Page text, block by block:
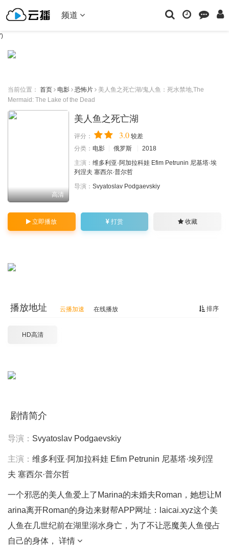
')
频道
当前位置： 首页 电影 恐怖片
美人鱼之死亡湖/鬼人鱼：死水禁地,The
Mermaid: The Lake of the Dead
高清
美人鱼之死亡湖
评分： 3.0 较差
分类： 电影 俄罗斯
2018
主演： 维多利亚·阿加拉科娃 Efim Petrunin 尼基塔·埃
列涅夫 塞西尔·普尔哲
导演： Svyatoslav Podgaevskiy
立即播放 打赏 收藏
排序
播放地址 云播加速 在线播放
HD高清
剧情简介
导演： Svyatoslav Podgaevskiy
主演： 维多利亚·阿加拉科娃 Efim Petrunin 尼基塔·埃列涅
夫 塞西尔·普尔哲
一个邪恶的美人鱼爱上了Marina的未婚夫Roman，她想让M
arina离开Roman的身边来财帮APP网址：laicai.xyz这个美
人鱼在几世纪前在湖里溺水身亡，为了不让恶魔美人鱼侵占
自己的身体，
详情